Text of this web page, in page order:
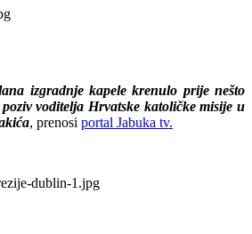
izgradnje kapele krenulo prije nešto
voditelja Hrvatske katoličke misije u
, prenosi portal Jabuka tv.